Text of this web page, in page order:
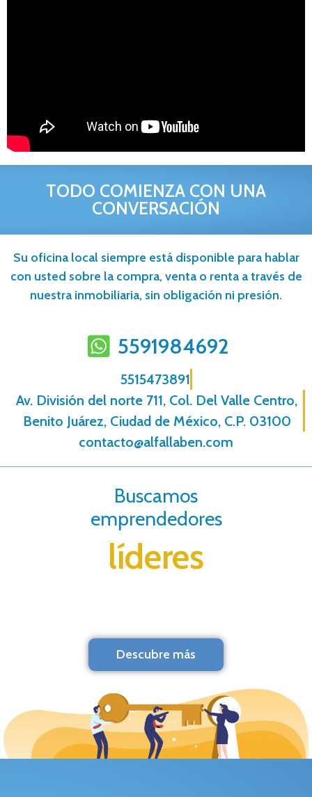
TODO COMIENZA CON UNA
CONVERSACIÓN
Su oficina local siempre está disponible para hablar
con usted sobre la compra, venta o renta a través de
nuestra inmobiliaria, sin obligación ni presión.
5591984692
5515473891
Av. División del norte 711, Col. Del Valle Centro,
Benito Juárez, Ciudad de México, C.P. 03100
contacto@alfallaben.com
Buscamos
emprendedores
líderes
Descubre más